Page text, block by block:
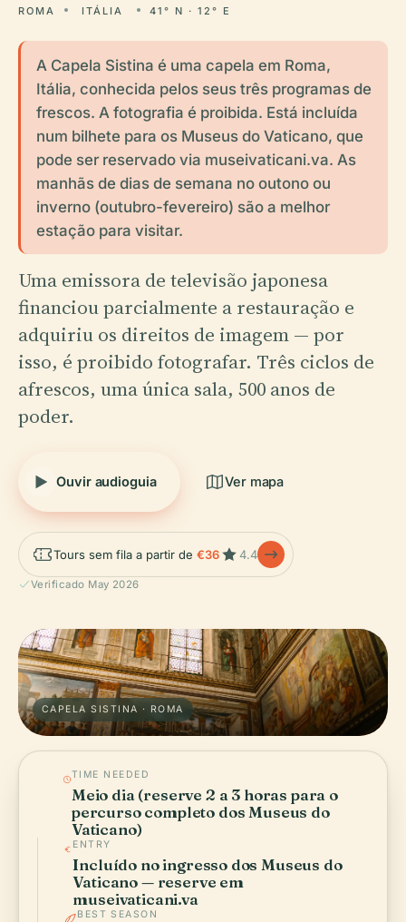
ROMA ITÁLIA 41° N · 12° E
A Capela Sistina é uma capela em Roma,
Itália, conhecida pelos seus três programas de
frescos. A fotografia é proibida. Está incluída
num bilhete para os Museus do Vaticano, que
pode ser reservado via museivaticani.va. As
manhãs de dias de semana no outono ou
inverno (outubro-fevereiro) são a melhor
estação para visitar.
Uma emissora de televisão japonesa
financiou parcialmente a restauração e
adquiriu os direitos de imagem — por
isso, é proibido fotografar. Três ciclos de
afrescos, uma única sala, 500 anos de
poder.
Ouvir audioguia Ver mapa
Tours sem fila a partir de €36 4.4
Verificado May 2026
CAPELA SISTINA · ROMA
TIME NEEDED
Meio dia (reserve 2 a 3 horas para o
percurso completo dos Museus do
Vaticano)
ENTRY
Incluído no ingresso dos Museus do
Vaticano — reserve em
museivaticani.va
BEST SEASON